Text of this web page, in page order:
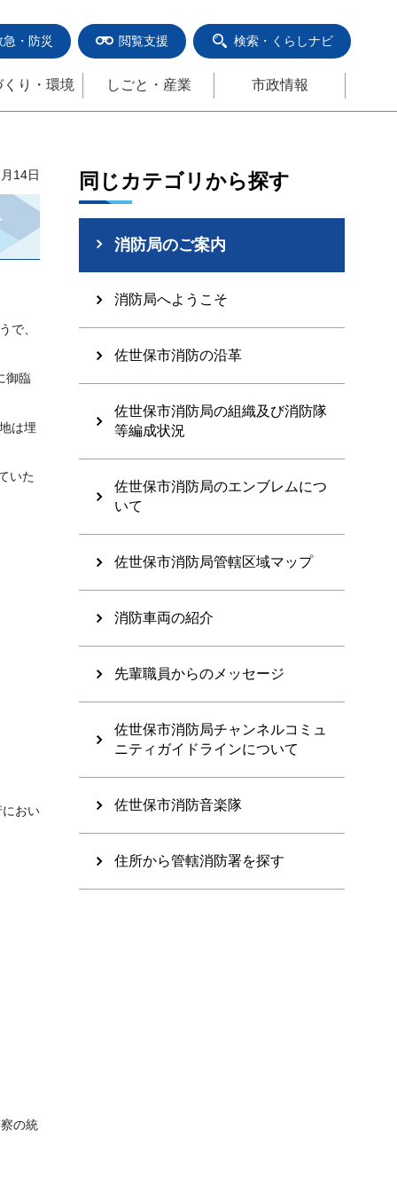
急・防災 閲覧支援 検索・くらしナビ
くり・環境 しごと・産業 市政情報
14日
で、
御臨
は埋
いた
おい
の統
同じカテゴリから探す
消防局のご案内
消防局へようこそ
佐世保市消防の沿革
佐世保市消防局の組織及び消防隊
等編成状況
佐世保市消防局のエンブレムにつ
いて
佐世保市消防局管轄区域マップ
消防車両の紹介
先輩職員からのメッセージ
佐世保市消防局チャンネルコミュ
ニティガイドラインについて
佐世保市消防音楽隊
住所から管轄消防署を探す